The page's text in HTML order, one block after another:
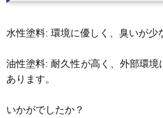
水性塗料: 環境に優しく、臭いが少
油性塗料: 耐久性が高く、外部環
あります。
いかがでしたか？